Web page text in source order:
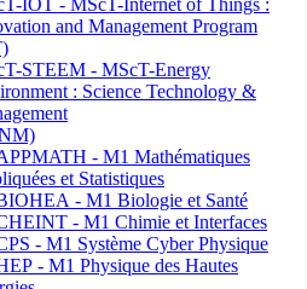
IOT - MScT-Internet of Things :
and Management Program
STEEM - MScT-Energy
: Science Technology &
- M1 Mathématiques
et Statistiques
- M1 Biologie et Santé
- M1 Chimie et Interfaces
- M1 Système Cyber Physique
- M1 Physique des Hautes